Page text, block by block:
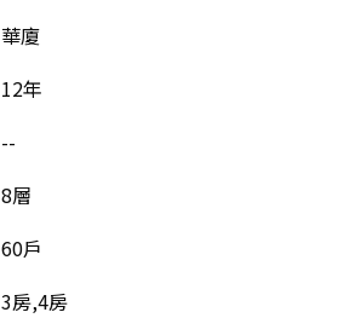
華廈
12年
--
8層
60戶
3房,4房